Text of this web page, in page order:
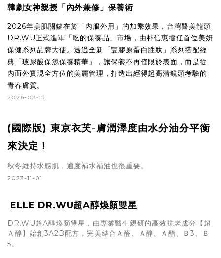
韓劇女神親授「內外兼修」保養術
2026年美肌關鍵在於「內服外用」的加乘效果，台灣醫美龍頭
DR.WU正式進軍「吃的保養品」市場，由朴信惠擔任首位美妍
保健系列品牌大使。透過全新「雙膠原蛋白胜肽」系列搭配經
典「玻尿酸保濕保養精華」，讓保養不再僅限於表面，而是從
內而外實現全方位的美麗管理，打造出經得起高清鏡頭考驗的
青春膚質。
2026-03-15
(國際版) 東京衣芙-膚潤澤度由水分油分平衡
來決定！
秋冬維持水感肌，適度補水補油也很重要。
2023-11-01
ELLE DR.WU超A醇煥顏雙星
DR.WU超A醇煥顏雙星，由專業醫生親研的高效抗老成分【超
Ａ醇】始創3A2B配方，完美結合Ａ醛、Ａ醇、Ａ酯、Ｂ3、Ｂ
5。